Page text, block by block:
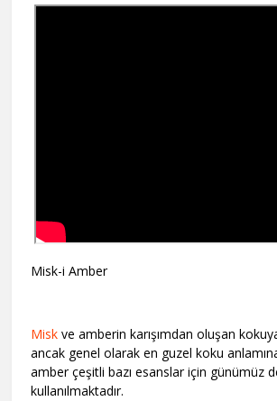
Misk-i Amber
Misk ve amberin karışımdan oluşan
ancak genel olarak en guzel koku
amber çeşitli bazı esanslar için günümüz
kullanılmaktadır.